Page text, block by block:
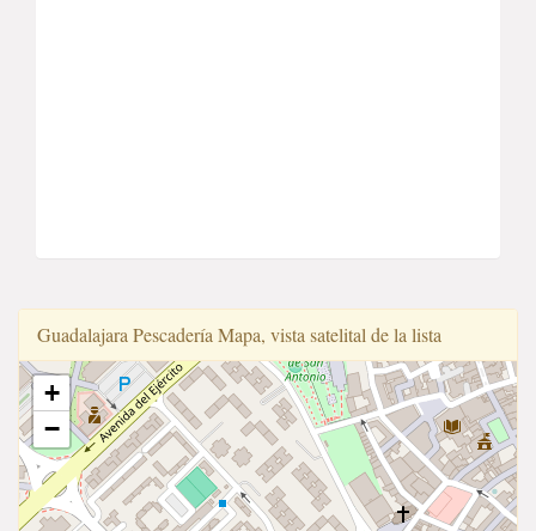
Guadalajara Pescadería Mapa, vista satelital de la lista
+
−